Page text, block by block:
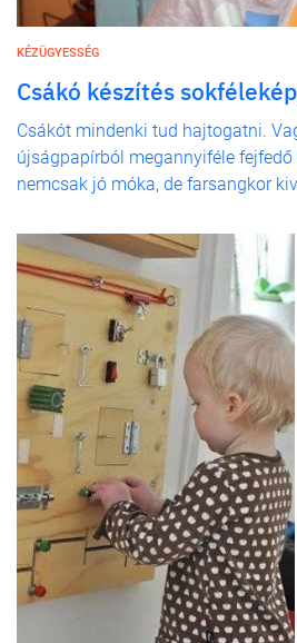
KÉZÜGYESSÉG
Csákó készítés
Csákót mindenki tud hajtogatni.
újságpapírból megannyiféle fejfedő
nemcsak jó móka, de farsangkor